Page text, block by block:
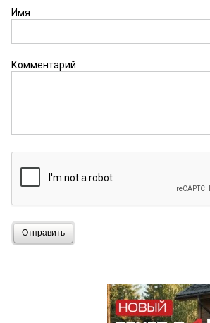
Имя
Комментарий
Отправить